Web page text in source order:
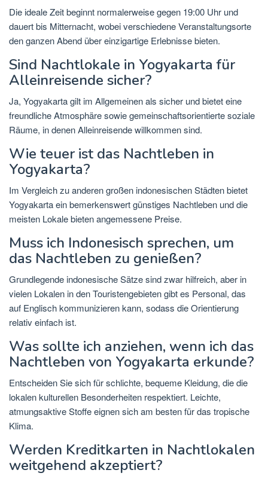
Die ideale Zeit beginnt normalerweise gegen 19:00 Uhr und
dauert bis Mitternacht, wobei verschiedene Veranstaltungsorte
den ganzen Abend über einzigartige Erlebnisse bieten.
Sind Nachtlokale in Yogyakarta für
Alleinreisende sicher?
Ja, Yogyakarta gilt im Allgemeinen als sicher und bietet eine
freundliche Atmosphäre sowie gemeinschaftsorientierte soziale
Räume, in denen Alleinreisende willkommen sind.
Wie teuer ist das Nachtleben in
Yogyakarta?
Im Vergleich zu anderen großen indonesischen Städten bietet
Yogyakarta ein bemerkenswert günstiges Nachtleben und die
meisten Lokale bieten angemessene Preise.
Muss ich Indonesisch sprechen, um
das Nachtleben zu genießen?
Grundlegende indonesische Sätze sind zwar hilfreich, aber in
vielen Lokalen in den Touristengebieten gibt es Personal, das
auf Englisch kommunizieren kann, sodass die Orientierung
relativ einfach ist.
Was sollte ich anziehen, wenn ich das
Nachtleben von Yogyakarta erkunde?
Entscheiden Sie sich für schlichte, bequeme Kleidung, die die
lokalen kulturellen Besonderheiten respektiert. Leichte,
atmungsaktive Stoffe eignen sich am besten für das tropische
Klima.
Werden Kreditkarten in Nachtlokalen
weitgehend akzeptiert?